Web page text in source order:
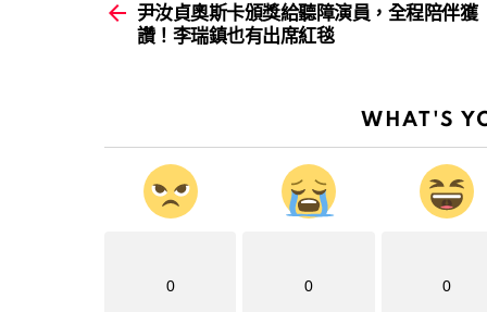
more尹汝貞奧斯卡頒獎給聽障演員，全程陪伴獲
讚！李瑞鎮也有出席紅毯
WHAT'S
0 0 0